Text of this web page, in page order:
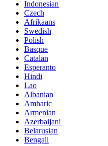
Indonesian
Czech
Afrikaans
Swedish
Polish
Basque
Catalan
Esperanto
Hindi
Lao
Albanian
Amharic
Armenian
Azerbaijani
Belarusian
Bengali